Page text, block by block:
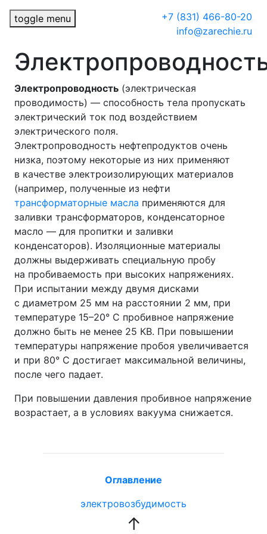
toggle menu +7 (831) 466-80-20
info@zarechie.ru
Электропроводность (электрическая
проводимость) — способность тела пропускать
электрический ток под воздействием
электрического поля.
Электропроводность нефтепродуктов очень
низка, поэтому некоторые из них применяют
в качестве электроизолирующих материалов
(например, полученные из нефти
трансформаторные масла применяются для
заливки трансформаторов, конденсаторное
масло — для пропитки и заливки
конденсаторов). Изоляционные материалы
должны выдерживать специальную пробу
на пробиваемость при высоких напряжениях.
При испытании между двумя дисками
с диаметром 25 мм на расстоянии 2 мм, при
температуре 15–20° С пробивное напряжение
должно быть не менее 25 КВ. При повышении
температуры напряжение пробоя увеличивается
и при 80° С достигает максимальной величины,
после чего падает.
При повышении давления пробивное напряжение
возрастает, а в условиях вакуума снижается.
Оглавление
электровозбудимость
↑